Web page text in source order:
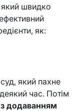
який швидко
як:
який пахне
час. Потім
з додаванням